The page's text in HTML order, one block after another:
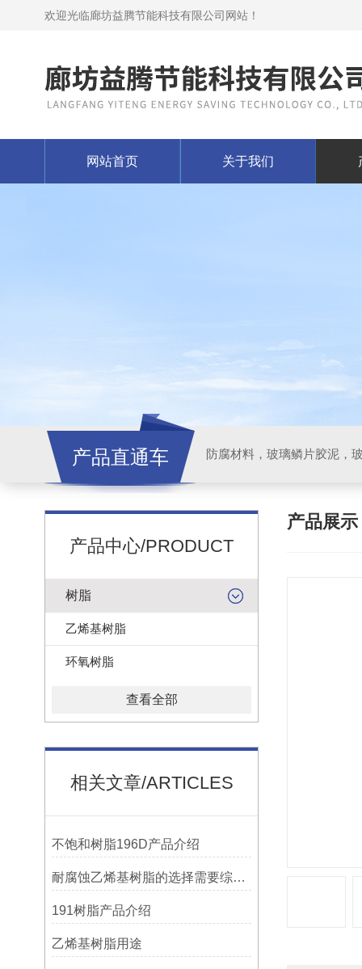
欢迎光临廊坊益腾节能科技有限公司网站！
网站首页 关于我们
产品直通车
产品中心/PRODUCT
树脂
乙烯基树脂
环氧树脂
查看全部
相关文章/ARTICLES
不饱和树脂196D产品介绍
耐腐蚀乙烯基树脂的选择需要综合考虑多种因素
191树脂产品介绍
乙烯基树脂用途
产品展示